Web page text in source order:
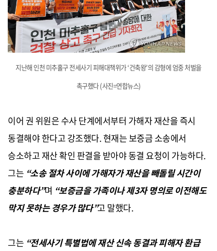
지난해 인천 미추홀구 전세사기 피해대책위가 ‘건축왕’의 감형에 엄중 처벌을
촉구했다 (사진=연합뉴스)
이어 권 위원은 수사 단계에서부터 가해자 재산을 즉시
동결해야 한다고 강조했다. 현재는 보증금 소송에서
승소하고 재산 확인 판결을 받아야 동결 요청이 가능하다.
그는 “소송 절차 사이에 가해자가 재산을 빼돌릴 시간이
충분하다”며 “보증금을 가족이나 제3자 명의로 이전해도
막지 못하는 경우가 많다”고 말했다.
그는 “전세사기 특별법에 재산 신속 동결과 피해자 환급